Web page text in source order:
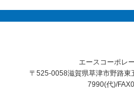
エースコーポレ
〒525-0058滋賀県草津市野路
7990(代)/